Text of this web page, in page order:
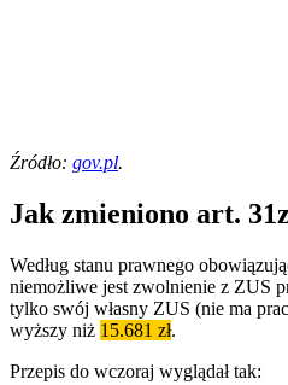
Źródło: gov.pl.
Jak zmieniono art.
Według stanu prawnego
niemożliwe jest zwolnienie z ZUS
tylko swój własny ZUS (nie ma
wyższy niż 15.681 zł.
Przepis do wczoraj wyglądał tak: